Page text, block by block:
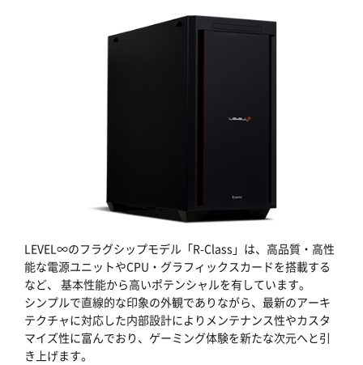
LEVEL∞のフラグシップモデル「R-Class」は、高品質・高性
能な電源ユニットやCPU・グラフィックスカードを搭載する
など、 基本性能から高いポテンシャルを有しています。
シンプルで直線的な印象の外観でありながら、最新のアーキ
テクチャに対応した内部設計によりメンテナンス性やカスタ
マイズ性に富んでおり、ゲーミング体験を新たな次元へと引
き上げます。